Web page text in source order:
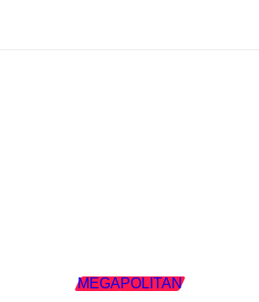
VVIP
Selama Pandemi Covid-19,